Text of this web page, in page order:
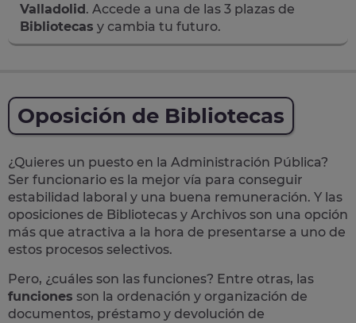
Valladolid. Accede a una de las 3 plazas de
Bibliotecas y cambia tu futuro.
Oposición de Bibliotecas
¿Quieres un puesto en la Administración Pública?
Ser funcionario es la mejor vía para conseguir
estabilidad laboral y una buena remuneración. Y las
oposiciones de Bibliotecas y Archivos son una opción
más que atractiva a la hora de presentarse a uno de
estos procesos selectivos.
Pero, ¿cuáles son las funciones? Entre otras, las
funciones son la ordenación y organización de
documentos, préstamo y devolución de